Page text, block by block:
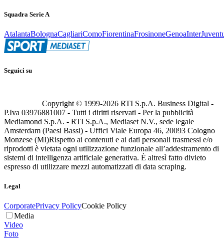
Squadra Serie A
AtalantaBolognaCagliariComoFiorentinaFrosinoneGenoaInter
Seguici su
Copyright © 1999-2026 RTI S.p.A. Business Digital -
P.Iva 03976881007 - Tutti i diritti riservati - Per la pubblicità
Mediamond S.p.A. - RTI S.p.A., Mediaset N.V., sede legale
Amsterdam (Paesi Bassi) - Uffici Viale Europa 46, 20093 Cologno
Monzese (MI)Rispetto ai contenuti e ai dati personali trasmessi e/o
riprodotti è vietata ogni utilizzazione funzionale all’addestramento di
sistemi di intelligenza artificiale generativa. È altresì fatto divieto
espresso di utilizzare mezzi automatizzati di data scraping.
Legal
CorporatePrivacy PolicyCookie Policy
Media
Video
Foto